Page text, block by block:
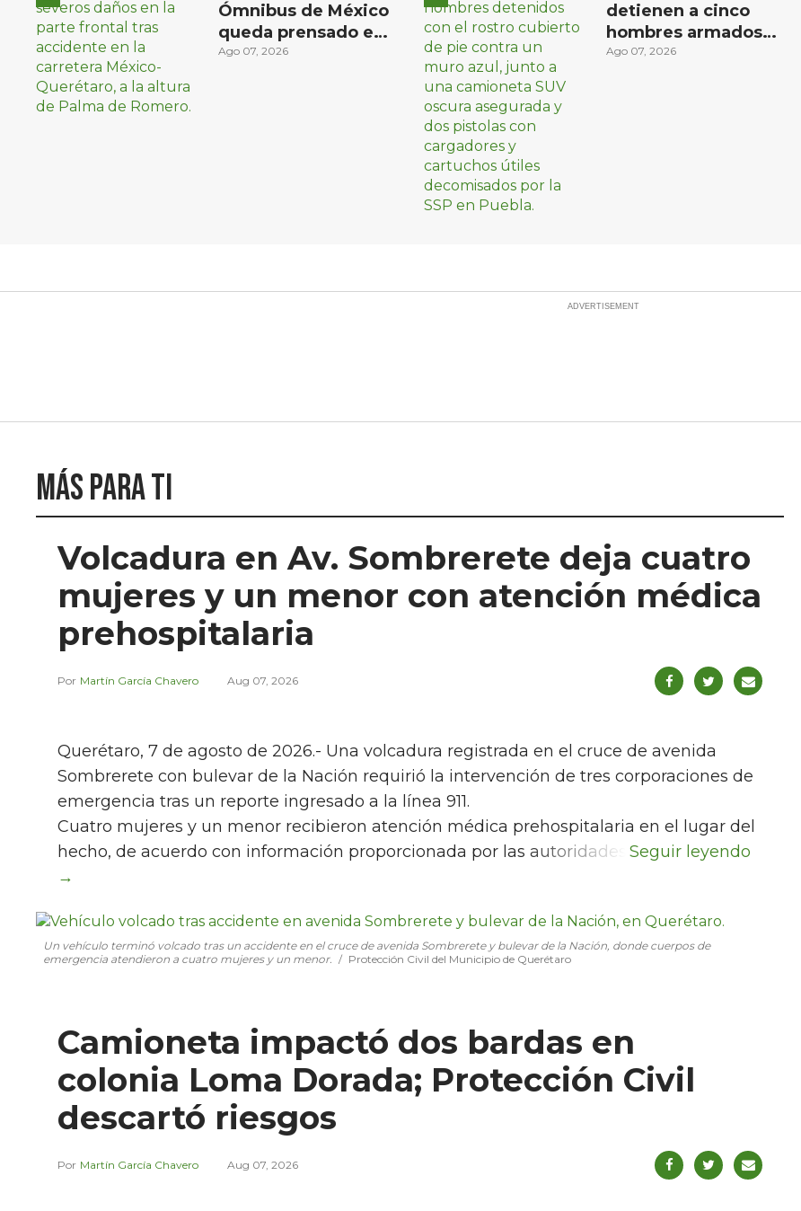
Ómnibus de México
queda prensado en
choque con
Ago 07, 2026
detienen a cinco
hombres armados
en Puebla capital
Ago 07, 2026
Más para ti
Volcadura en Av. Sombrerete deja cuatro
mujeres y un menor con atención médica
prehospitalaria
Martín García Chavero Aug 07, 2026
Un vehículo terminó volcado tras un accidente en el cruce de avenida Sombrerete y bulevar de la Nación, donde cuerpos de
emergencia atendieron a cuatro mujeres y un menor.
Protección Civil del Municipio de Querétaro
Querétaro, 7 de agosto de 2026.- Una volcadura registrada en el cruce de avenida
Sombrerete con bulevar de la Nación requirió la intervención de tres corporaciones de
emergencia tras un reporte ingresado a la línea 911.
Cuatro mujeres y un menor recibieron atención médica prehospitalaria en el lugar del
hecho, de acuerdo con información proporcionada por las autoridades.
Camioneta impactó dos bardas en
colonia Loma Dorada; Protección Civil
descartó riesgos
Martín García Chavero Aug 07, 2026